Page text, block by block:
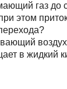
газ до
этом
воздух
в жидкий